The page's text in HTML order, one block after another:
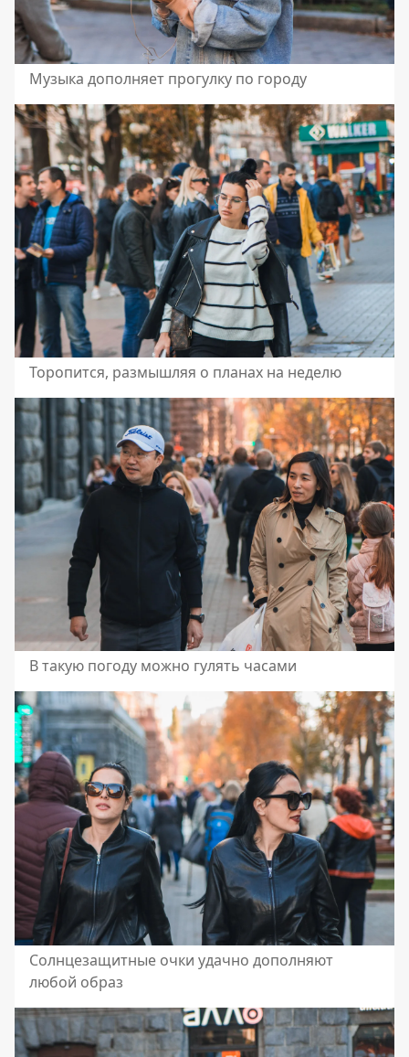
Музыка дополняет прогулку по городу
Торопится, размышляя о планах на неделю
В такую погоду можно гулять часами
Солнцезащитные очки удачно дополняют
любой образ